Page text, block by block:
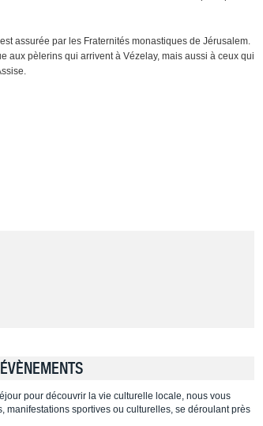
assurée par les Fraternités monastiques de Jérusalem.
aux pèlerins qui arrivent à Vézelay, mais aussi à ceux qui
pour découvrir la vie culturelle locale, nous vous
manifestations sportives ou culturelles, se déroulant près